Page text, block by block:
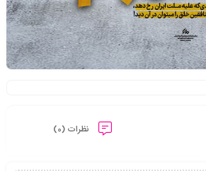
نظرات (0)